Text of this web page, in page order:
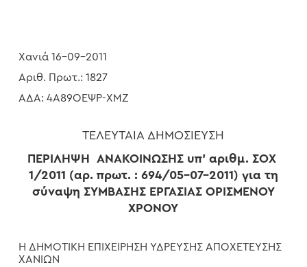
Χανιά 16-09-2011
Αριθ. Πρωτ.: 1827
ΑΔΑ: 4Α89ΟΕΨΡ-ΧΜΖ
ΤΕΛΕΥΤΑΙΑ ΔΗΜΟΣΙΕΥΣΗ
ΠΕΡΙΛΗΨΗ ΑΝΑΚΟΙΝΩΣΗΣυπ’ αριθμ. ΣΟΧ
1/2011 (αρ. πρωτ. : 694/05-07-2011) για τη
σύναψη ΣΥΜΒΑΣΗΣ ΕΡΓΑΣΙΑΣ ΟΡΙΣΜΕΝΟΥ
ΧΡΟΝΟΥ
Η ΔΗΜΟΤΙΚΗ ΕΠΙΧΕΙΡΗΣΗ ΥΔΡΕΥΣΗΣ ΑΠΟΧΕΤΕΥΣΗΣ
ΧΑΝΙΩΝ